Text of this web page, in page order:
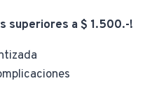
era:
$ 1.199,00.
superiores a $ 1.500.-!